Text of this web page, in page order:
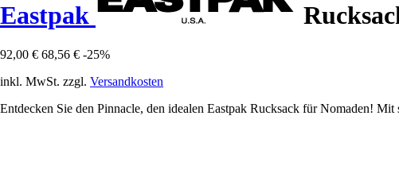
Eastpak
92,00 € 68,56 € -25%
inkl. MwSt. zzgl. Versandkosten
Entdecken Sie den Pinnacle, den idealen Eastpak Rucksack für Nomaden!